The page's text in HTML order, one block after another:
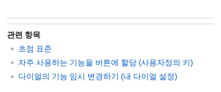
관련 항목
초점 표준
자주 사용하는 기능을 버튼에 할당 (사용자정의 키 )
다이얼의 기능 임시 변경하기 (내 다이얼 설정)